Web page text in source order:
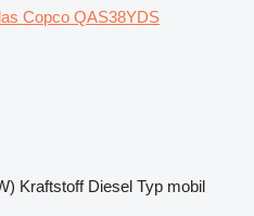
Copco QAS38YDS
Kraftstoff Diesel Typ mobil